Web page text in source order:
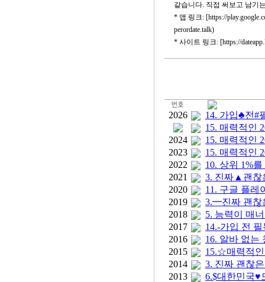
같습니다. 직접 써보고 남기
* 앱 링크: [https://
perordate.talk)
* 사이트 링크: [https://
2026
14. 가입♣전#
15. 매력적인
2024
15. 매력적인
2023
15. 매력적인
2022
10. 상위 1%
2021
3. 진짜▲괜찮
2020
11. 구글 플레
2019
3.━진짜 괜찮
2018
5. 능력이 매
2017
14.-가입 전
2016
16. 알바 없
2015
15.☆매력적
2014
3. 진짜 괜찮
2013
6.$대한민국